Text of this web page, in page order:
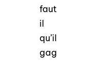
faut
il
qu’il
gag